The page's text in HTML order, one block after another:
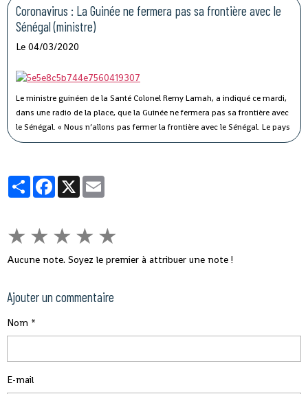
Nongo », a-t-il indiqué.
Coronavirus : La Guinée ne fermera pas sa frontière avec le
Sénégal (ministre)
Le 04/03/2020
Le ministre guinéen de la Santé Colonel Remy Lamah, a indiqué ce mardi,
dans une radio de la place, que la Guinée ne fermera pas sa frontière avec
le Sénégal. « Nous n’allons pas fermer la frontière avec le Sénégal. Le pays
est signataire du règlement sanitaire international. Ce n’est pas parce que
prises pour éviter ce virus en Guinée.
PartagerFacebook
X
★ ★ ★ ★ ★
Aucune note. Soyez le premier à attribuer une note !
Ajouter un commentaire
Nom
E-mail